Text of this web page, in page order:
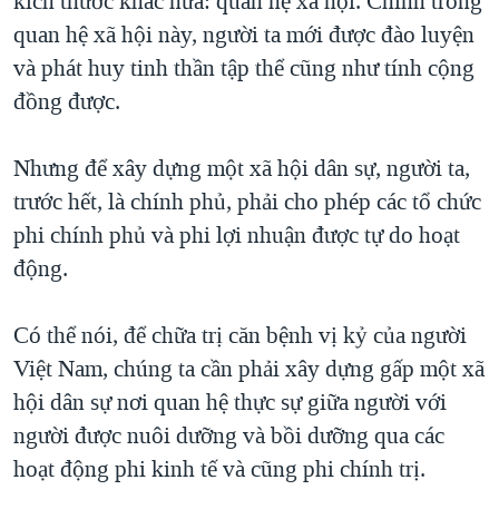
quan hệ xã hội này, người ta mới được đào luyện
và phát huy tinh thần tập thể cũng như tính cộng
đồng được.
Nhưng để xây dựng một xã hội dân sự, người ta,
trước hết, là chính phủ, phải cho phép các tổ chức
phi chính phủ và phi lợi nhuận được tự do hoạt
động.
Có thể nói, để chữa trị căn bệnh vị kỷ của người
Việt Nam, chúng ta cần phải xây dựng gấp một xã
hội dân sự nơi quan hệ thực sự giữa người với
người được nuôi dưỡng và bồi dưỡng qua các
hoạt động phi kinh tế và cũng phi chính trị.